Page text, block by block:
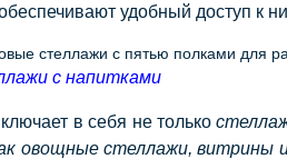
удобный доступ к
с напитками
в себя не только
овощные стеллажи, витрины